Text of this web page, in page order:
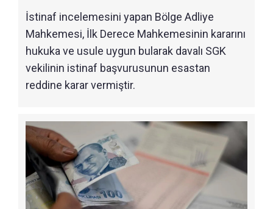
İstinaf incelemesini yapan Bölge Adliye
Mahkemesi, İlk Derece Mahkemesinin kararını
hukuka ve usule uygun bularak davalı SGK
vekilinin istinaf başvurusunun esastan
reddine karar vermiştir.